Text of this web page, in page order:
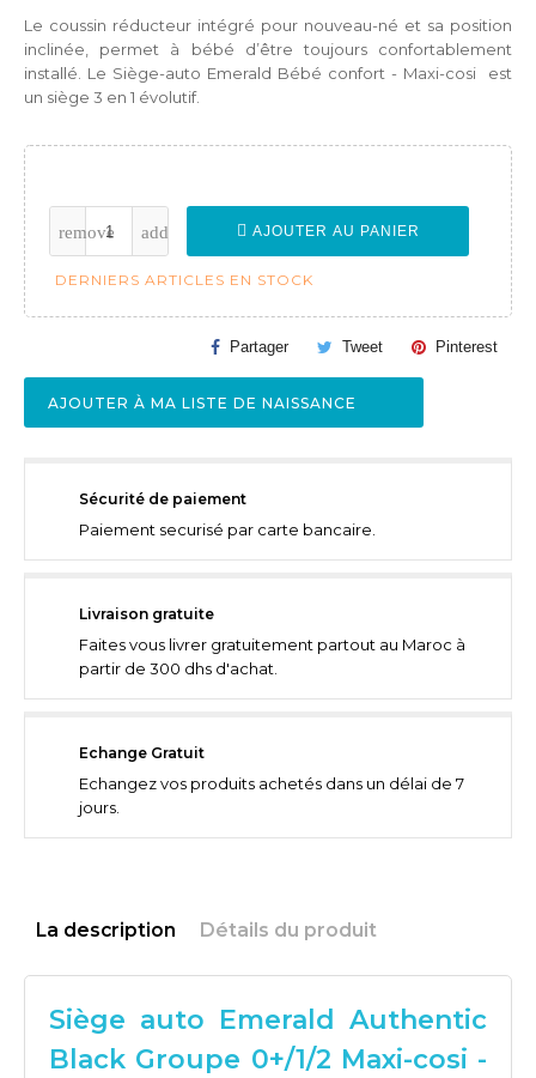
Le coussin réducteur intégré pour nouveau-né et sa position
inclinée, permet à bébé d’être toujours confortablement
installé. Le Siège-auto Emerald Bébé confort - Maxi-cosi est
un siège 3 en 1 évolutif.
AJOUTER AU PANIER
DERNIERS ARTICLES EN STOCK
Partager Tweet Pinterest
AJOUTER À MA LISTE DE NAISSANCE
Sécurité de paiement
Paiement securisé par carte bancaire.
Livraison gratuite
Faites vous livrer gratuitement partout au Maroc à
partir de 300 dhs d'achat.
Echange Gratuit
Echangez vos produits achetés dans un délai de 7
jours.
La description Détails du produit
Siège auto Emerald Authentic
Black Groupe 0+/1/2 Maxi-cosi -